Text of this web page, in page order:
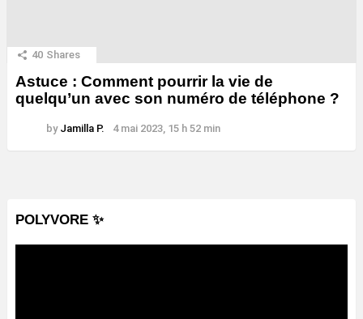
40 Shares
Astuce : Comment pourrir la vie de
quelqu’un avec son numéro de téléphone ?
by Jamilla P. 4 mai 2023, 15 h 52 min
POLYVORE ✨